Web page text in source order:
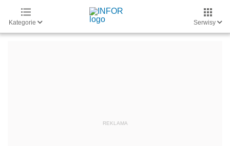
Kategorie Serwisy